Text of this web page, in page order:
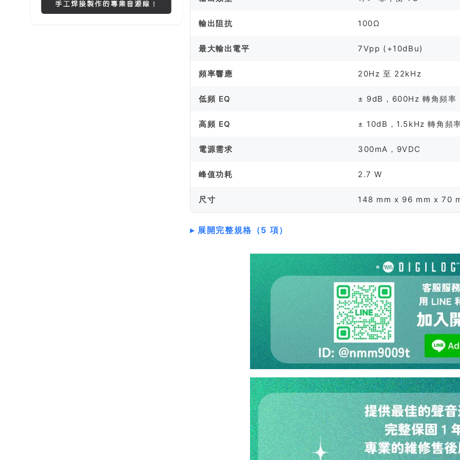
輸出阻抗 100Ω
最大輸出電平 7Vpp (+10dBu)
頻率響應 20Hz 至 22kHz
低頻 EQ ± 9dB，600Hz 轉角頻率
高頻 EQ ± 10dB，1.5kHz 轉角頻
電源需求 300mA，9VDC
峰值功耗 2.7 W
尺寸 148 mm x 96 mm x 70
展開完整規格（5 項）